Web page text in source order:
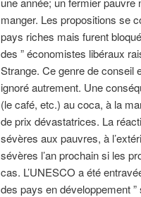
manger. Les propositions se
pays riches mais furent
des ” économistes libéraux
Strange. Ce genre de conseil
ignoré autrement. Une
(le café, etc.) au coca, à la
de prix dévastatrices. La
sévères aux pauvres, à
sévères l’an prochain si les
cas. L’UNESCO a été
des pays en développement